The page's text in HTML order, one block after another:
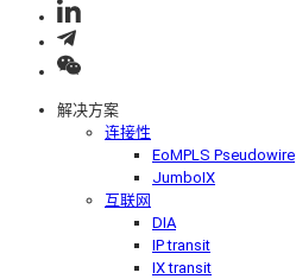
解决方案
连接性
EoMPLS Pseudowire
JumboIX
互联网
DIA
IP transit
IX transit